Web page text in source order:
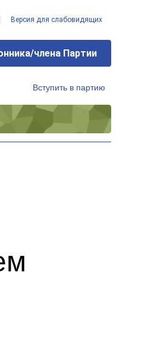
Версия для слабовидящих
члена Партии
Вступить в партию